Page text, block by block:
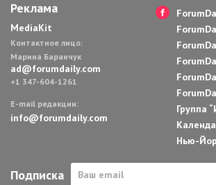
Реклама
MediaKit
Контактное лицо:
Марина Баранчук
ad@forumdaily.com
+1 347-604-1261
E-mail редакции:
info@forumdaily.com
Группа
Нью-
Подписка